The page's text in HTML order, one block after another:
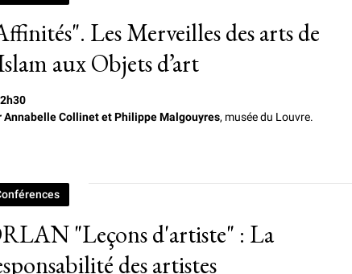
Les Merveilles des arts de
aux Objets d’art
Annabelle Collinet et Philippe Malgouyres, musée du Louvre.
"Leçons d'artiste" : La
des artistes